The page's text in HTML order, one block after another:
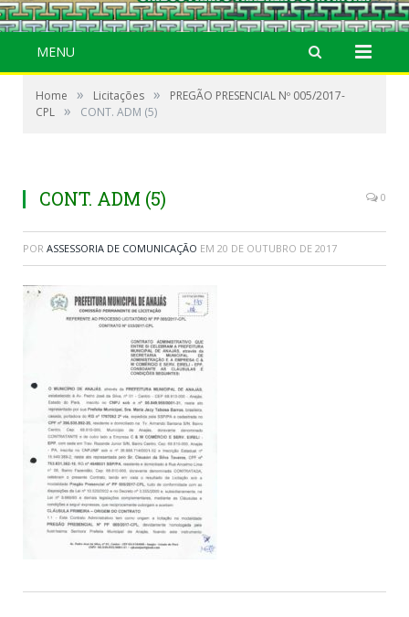
MENU
Home » Licitações »
PREGÃO PRESENCIAL Nº 005/2017-
CPL » CONT. ADM (5)
CONT. ADM (5) 0
POR ASSESSORIA DE COMUNICAÇÃO EM 20 DE OUTUBRO DE 2017